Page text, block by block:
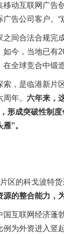
动互联网广告
告公司客户。
间合法合规完
如今，当地已有
全球竞合中锻
，是临港新片
年。 六年来，
形成突破性制
”。
区的科戈波特
的整合能力，
互联网经济蓬
为外资进入竖